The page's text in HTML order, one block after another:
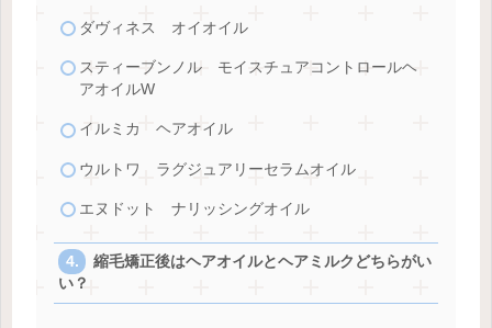
ダヴィネス オイオイル
スティーブンノル モイスチュアコントロールヘ
アオイルW
イルミカ ヘアオイル
ウルトワ ラグジュアリーセラムオイル
エヌドット ナリッシングオイル
縮毛矯正後はヘアオイルとヘアミルクどちらがい
い？